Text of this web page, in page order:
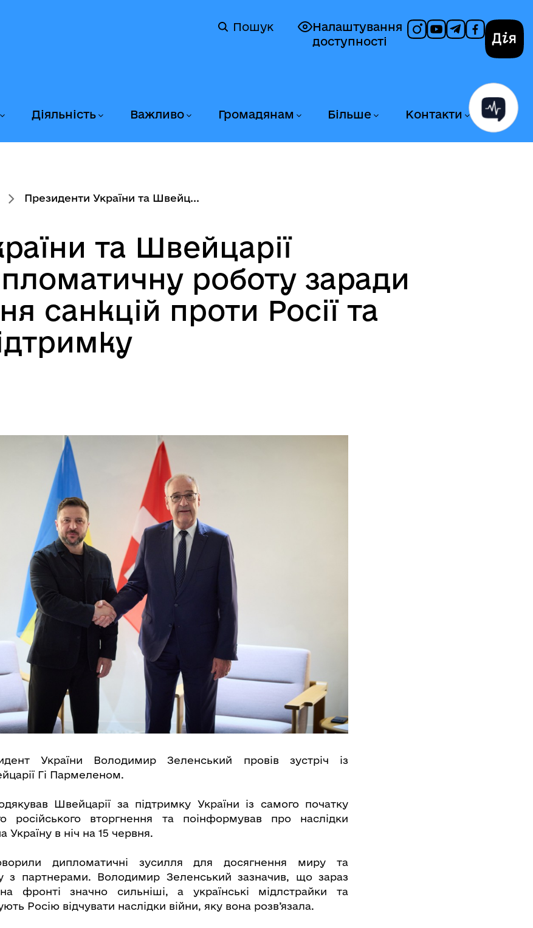
Налаштування
доступності
Пошук
Діяльність Важливо Громадянам Більше Контакти
Президенти України та Швейц...
та Швейцарії
роботу заради
санкцій проти Росії та
України Володимир Зеленський провів зустріч із
Гі Пармеленом.
Швейцарії за підтримку України із самого початку
російського вторгнення та поінформував про наслідки
Україну в ніч на 15 червня.
дипломатичні зусилля для досягнення миру та
з партнерами. Володимир Зеленський зазначив, що зараз
на фронті значно сильніші, а українські мідлстрайки та
Росію відчувати наслідки війни, яку вона розв’язала.